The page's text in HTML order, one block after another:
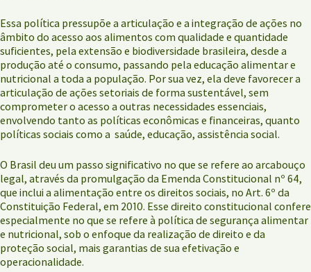
Essa política pressupõe a articulação e a integração de ações no
âmbito do acesso aos alimentos com qualidade e quantidade
suficientes, pela extensão e biodiversidade brasileira, desde a
produção até o consumo, passando pela educação alimentar e
nutricional a toda a população. Por sua vez, ela deve favorecer a
articulação de ações setoriais de forma sustentável, sem
comprometer o acesso a outras necessidades essenciais,
envolvendo tanto as políticas econômicas e financeiras, quanto
políticas sociais como a saúde, educação, assistência social.
O Brasil deu um passo significativo no que se refere ao arcabouço
legal, através da promulgação da Emenda Constitucional nº 64,
que inclui a alimentação entre os direitos sociais, no Art. 6º da
Constituição Federal, em 2010. Esse direito constitucional confere
especialmente no que se refere à política de segurança alimentar
e nutricional, sob o enfoque da realização de direito e da
proteção social, mais garantias de sua efetivação e
operacionalidade.